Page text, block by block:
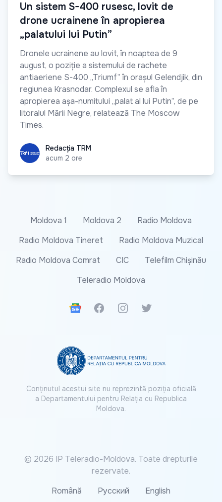
Un sistem S-400 rusesc, lovit de
drone ucrainene în apropierea
„palatului lui Putin”
Dronele ucrainene au lovit, în noaptea de 9
august, o poziție a sistemului de rachete
antiaeriene S-400 „Triumf” în orașul Gelendjik, din
regiunea Krasnodar. Complexul se afla în
apropierea așa-numitului „palat al lui Putin”, de pe
litoralul Mării Negre, relatează The Moscow
Times.
Redacția TRM
Redacția TRM
acum 2 ore
Moldova 1 Moldova 2
Radio Moldova
Radio Moldova Tineret
Radio Moldova Muzical
Radio Moldova Comrat
CIC
Telefilm Chișinău
Teleradio Moldova
Google News
FacebookInstagramTwitter
Conținutul acestui site nu reprezintă poziția oficială
a Departamentului pentru Relația cu Republica
Moldova.
© 2026 IP Teleradio-Moldova. Toate drepturile
rezervate.
Română
Русский English